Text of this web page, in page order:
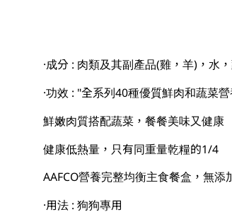
·成分 : 肉類及其副產品(雞，羊)，水
·功效 : "全系列40種優質鮮肉和蔬菜
鮮嫩肉質搭配蔬菜，餐餐美味又健康
健康低熱量，只有同重量乾糧的1/4
AAFCO營養完整均衡主食餐盒，無添
·用法 : 狗狗專用